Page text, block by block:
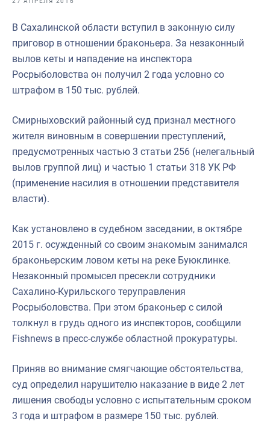
Выставки и конференции
Рыбоохрана России
Инфографика
Укрепление духовно-нравственных ценностей
В Сахалинской области вступил в законную силу
приговор в отношении браконьера. За незаконный
вылов кеты и нападение на инспектора
Росрыболовства он получил 2 года условно со
штрафом в 150 тыс. рублей.
Смирныховский районный суд признал местного
жителя виновным в совершении преступлений,
предусмотренных частью 3 статьи 256 (нелегальный
вылов группой лиц) и частью 1 статьи 318 УК РФ
(применение насилия в отношении представителя
власти).
Как установлено в судебном заседании, в октябре
2015 г. осужденный со своим знакомым занимался
браконьерским ловом кеты на реке Буюклинке.
Незаконный промысел пресекли сотрудники
Сахалино-Курильского теруправления
Росрыболовства. При этом браконьер с силой
толкнул в грудь одного из инспекторов, сообщили
Fishnews в пресс-службе областной прокуратуры.
Приняв во внимание смягчающие обстоятельства,
суд определил нарушителю наказание в виде 2 лет
лишения свободы условно с испытательным сроком
3 года и штрафом в размере 150 тыс. рублей.